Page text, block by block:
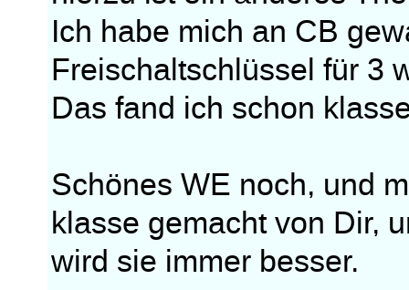
Ich habe mich an CB
Freischaltschlüssel für 3
Das fand ich schon
Schönes WE noch, und
klasse gemacht von Dir,
wird sie immer besser.